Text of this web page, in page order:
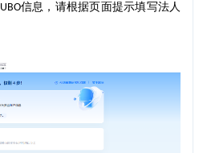
UBO信息，请根据页面提示填写法人